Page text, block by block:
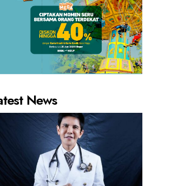
News